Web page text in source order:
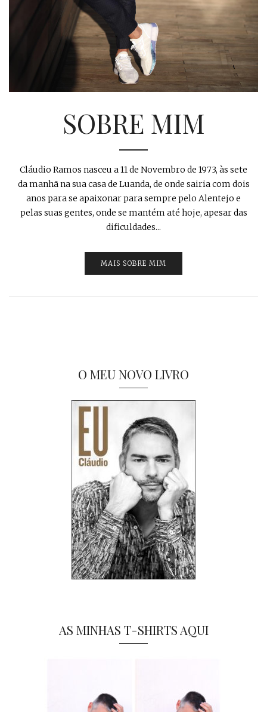
SOBRE MIM
Cláudio Ramos nasceu a 11 de Novembro de 1973, às sete
da manhã na sua casa de Luanda, de onde sairia com dois
anos para se apaixonar para sempre pelo Alentejo e
pelas suas gentes, onde se mantém até hoje, apesar das
dificuldades...
MAIS SOBRE MIM
O MEU NOVO LIVRO
AS MINHAS T-SHIRTS AQUI